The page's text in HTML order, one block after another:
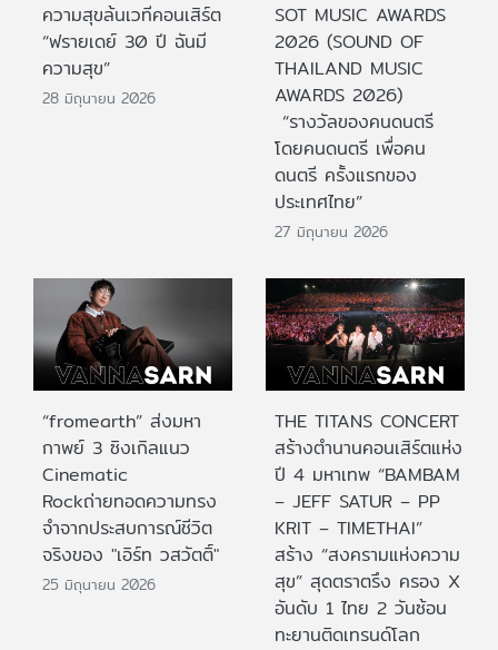
ความสุขล้นเวทีคอนเสิร์ต
“ฟรายเดย์ 30 ปี ฉันมี
ความสุข”
28 มิถุนายน 2026
SOT MUSIC AWARDS
2026 (SOUND OF
THAILAND MUSIC
AWARDS 2026)
“รางวัลของคนดนตรี
โดยคนดนตรี เพื่อคน
ดนตรี ครั้งแรกของ
ประเทศไทย”
27 มิถุนายน 2026
“fromearth” ส่งมหา
กาพย์ 3 ซิงเกิลแนว
Cinematic
Rockถ่ายทอดความทรง
จำจากประสบการณ์ชีวิต
จริงของ "เอิร์ท วสวัตติ์"
25 มิถุนายน 2026
THE TITANS CONCERT
สร้างตำนานคอนเสิร์ตแห่ง
ปี 4 มหาเทพ “BAMBAM
– JEFF SATUR – PP
KRIT – TIMETHAI”
สร้าง “สงครามแห่งความ
สุข” สุดตราตรึง ครอง X
อันดับ 1 ไทย 2 วันซ้อน
ทะยานติดเทรนด์โลก